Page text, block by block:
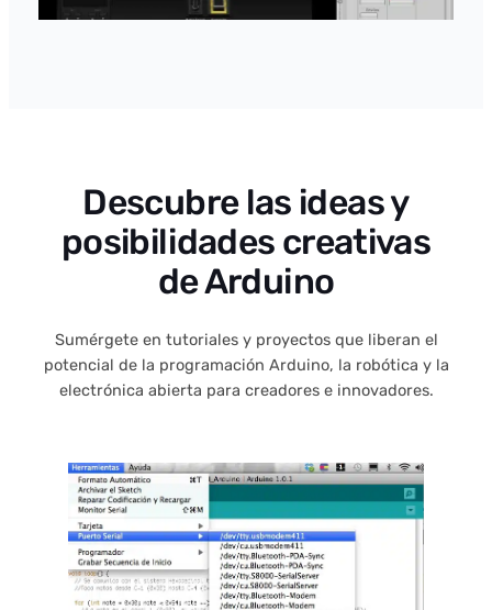
Descubre las ideas y
posibilidades creativas
de Arduino
Sumérgete en tutoriales y proyectos que liberan el
potencial de la programación Arduino, la robótica y la
electrónica abierta para creadores e innovadores.